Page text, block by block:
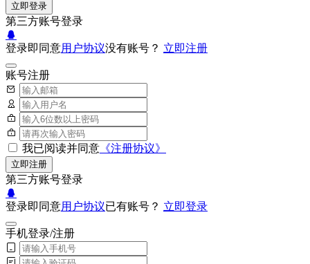
立即登录
第三方账号登录
登录即同意用户协议没有账号？ 立即注册
账号注册
我已阅读并同意 《注册协议》
立即注册
第三方账号登录
登录即同意用户协议已有账号？ 立即登录
手机登录/注册